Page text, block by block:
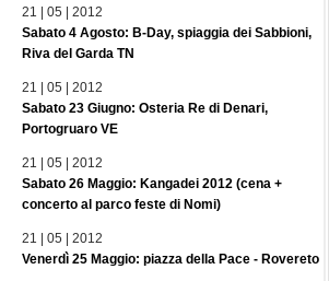
21 | 05 | 2012
Sabato 4 Agosto: B-Day, spiaggia dei Sabbioni,
Riva del Garda TN
21 | 05 | 2012
Sabato 23 Giugno: Osteria Re di Denari,
Portogruaro VE
21 | 05 | 2012
Sabato 26 Maggio: Kangadei 2012 (cena +
concerto al parco feste di Nomi)
21 | 05 | 2012
Venerdì 25 Maggio: piazza della Pace - Rovereto